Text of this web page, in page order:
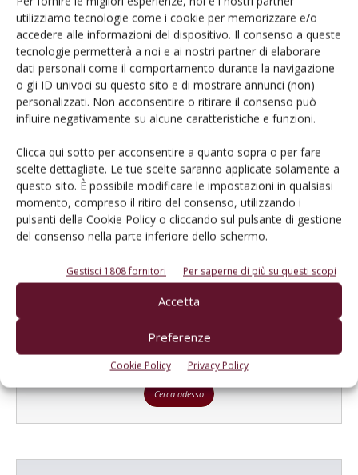
utilizziamo tecnologie come i cookie per memorizzare e/o
accedere alle informazioni del dispositivo. Il consenso a queste
tecnologie permetterà a noi e ai nostri partner di elaborare
dati personali come il comportamento durante la navigazione
o gli ID univoci su questo sito e di mostrare annunci (non)
personalizzati. Non acconsentire o ritirare il consenso può
influire negativamente su alcune caratteristiche e funzioni.
Clicca qui sotto per acconsentire a quanto sopra o per fare
scelte dettagliate. Le tue scelte saranno applicate solamente a
questo sito. È possibile modificare le impostazioni in qualsiasi
momento, compreso il ritiro del consenso, utilizzando i
pulsanti della Cookie Policy o cliccando sul pulsante di gestione
del consenso nella parte inferiore dello schermo.
Gestisci 1808 fornitori Per saperne di più su questi scopi
Accetta
Preferenze
Cookie Policy Privacy Policy
prossima volta che commento.
E-magazine
Tecniche, prodotti e servizi dalle aziende
Un modo semplice per cercare un'azienda o un
prodotto!
Cerca adesso